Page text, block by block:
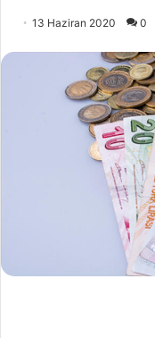
13 Haziran 2020 0